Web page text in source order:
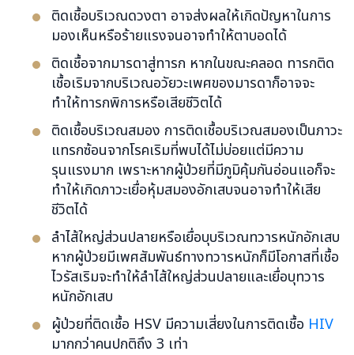
ติดเชื้อบริเวณดวงตา อาจส่งผลให้เกิดปัญหาในการ
มองเห็นหรือร้ายแรงจนอาจทำให้ตาบอดได้
ติดเชื้อจากมารดาสู่ทารก หากในขณะคลอด ทารกติด
เชื้อเริมจากบริเวณอวัยวะเพศของมารดาก็อาจจะ
ทำให้ทารกพิการหรือเสียชีวิตได้
ติดเชื้อบริเวณสมอง การติดเชื้อบริเวณสมองเป็นภาวะ
แทรกซ้อนจากโรคเริมที่พบได้ไม่บ่อยแต่มีความ
รุนแรงมาก เพราะหากผู้ป่วยที่มีภูมิคุ้มกันอ่อนแอก็จะ
ทำให้เกิดภาวะเยื่อหุ้มสมองอักเสบจนอาจทำให้เสีย
ชีวิตได้
ลำไส้ใหญ่ส่วนปลายหรือเยื่อบุบริเวณทวารหนักอักเสบ
หากผู้ป่วยมีเพศสัมพันธ์ทางทวารหนักก็มีโอกาสที่เชื้อ
ไวรัสเริมจะทำให้ลำไส้ใหญ่ส่วนปลายและเยื่อบุทวาร
หนักอักเสบ
ผู้ป่วยที่ติดเชื้อ HSV มีความเสี่ยงในการติดเชื้อ HIV
มากกว่าคนปกติถึง 3 เท่า